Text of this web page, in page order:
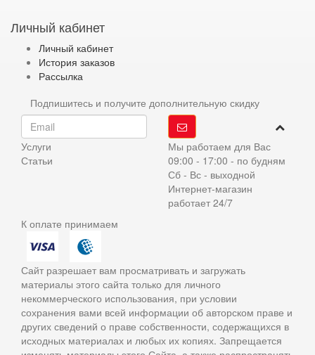
Личный кабинет
Личный кабинет
История заказов
Рассылка
Подпишитесь и получите дополнительную скидку
Услуги
Статьи
Мы работаем для Вас
09:00 - 17:00 - по будням
Сб - Вс - выходной
Интернет-магазин
работает 24/7
К оплате принимаем
Сайт разрешает вам просматривать и загружать
материалы этого сайта только для личного
некоммерческого использования, при условии
сохранения вами всей информации об авторском праве и
других сведений о праве собственности, содержащихся в
исходных материалах и любых их копиях. Запрещается